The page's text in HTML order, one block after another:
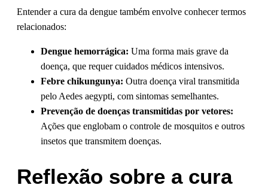
Entender a cura da dengue também envolve conhecer termos
relacionados:
Dengue hemorrágica: Uma forma mais grave da
doença, que requer cuidados médicos intensivos.
Febre chikungunya: Outra doença viral transmitida
pelo Aedes aegypti, com sintomas semelhantes.
Prevenção de doenças transmitidas por vetores:
Ações que englobam o controle de mosquitos e outros
insetos que transmitem doenças.
Reflexão sobre a cura